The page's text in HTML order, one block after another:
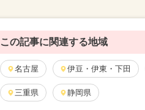
この記事に関連する地域
名古屋 伊豆・伊東・下田
三重県 静岡県